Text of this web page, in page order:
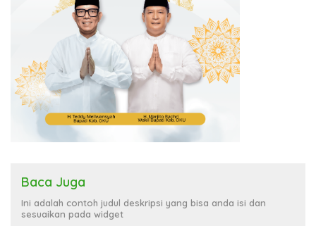
Baca Juga
Ini adalah contoh judul deskripsi yang bisa anda isi dan
sesuaikan pada widget